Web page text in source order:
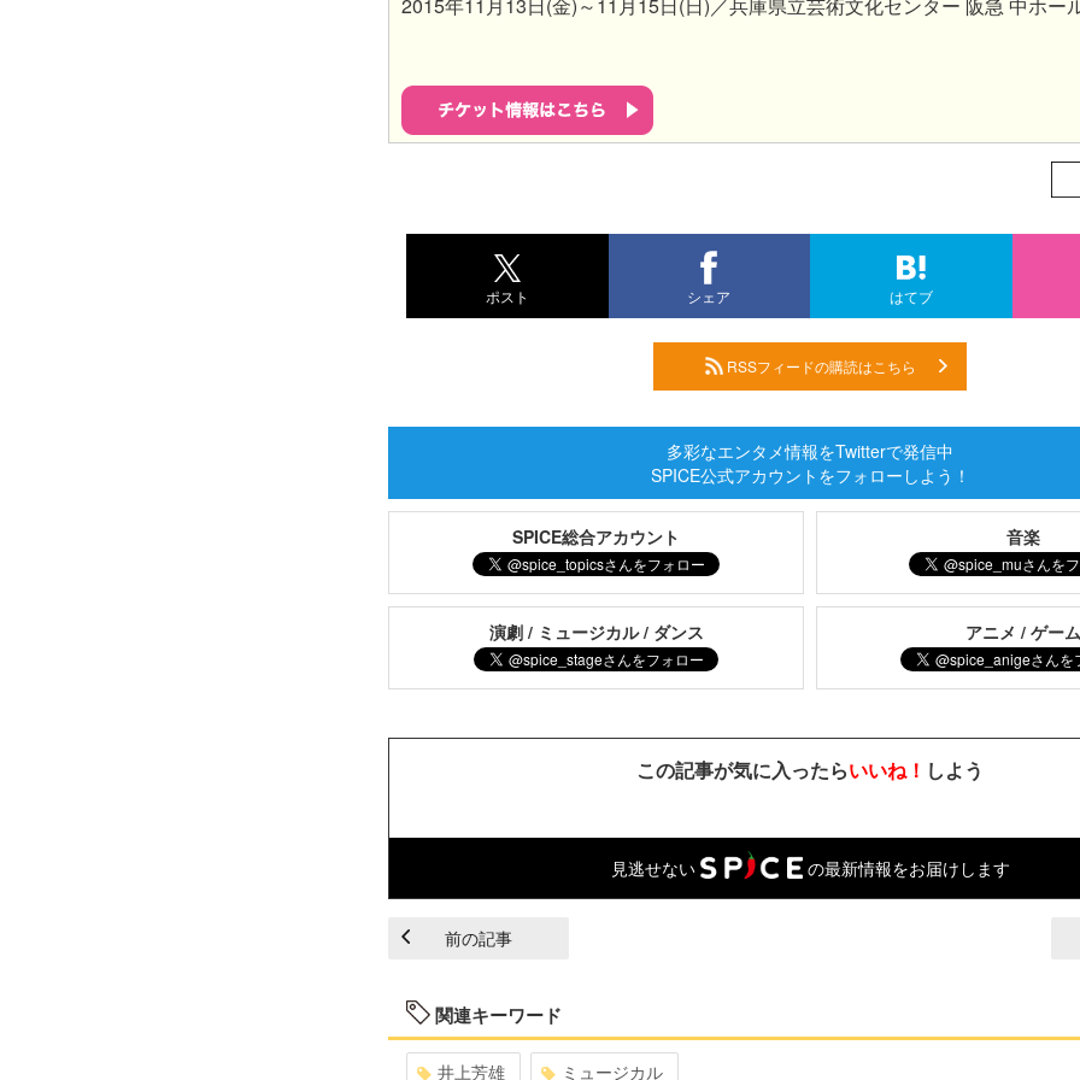
ポスト シェア はてブ
RSSフィードの購読はこちら
多彩なエンタメ情報をTwitterで発信中
SPICE公式アカウントをフォローしよう！
SPICE総合アカウント 音楽
演劇 / ミュージカル / ダンス アニメ / ゲー
この記事が気に入ったらいいね！ しよう
見逃せない の最新情報をお届けします
前の記事
関連キーワード
井上芳雄 ミュージカル